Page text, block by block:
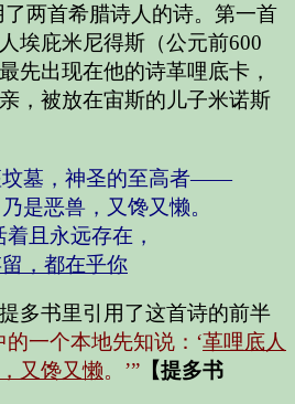
两首希腊诗人的诗。第一首
埃庇米尼得斯（公元前600
先出现在他的诗革哩底卡，
，被放在宙斯的儿子米诺斯
坟墓，神圣的至高者——
是恶兽，又馋又懒。
且永远存在，
，都在乎你
多书里引用了这首诗的前半
的一个本地先知说：‘革哩底人
又馋又懒。’” 【提多书